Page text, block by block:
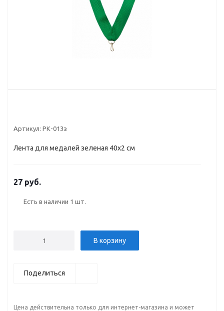
Артикул: РК-013з
Лента для медалей зеленая 40х2 см
27 руб.
Есть в наличии 1 шт.
В корзину
Поделиться
Цена действительна только для интернет-магазина и может